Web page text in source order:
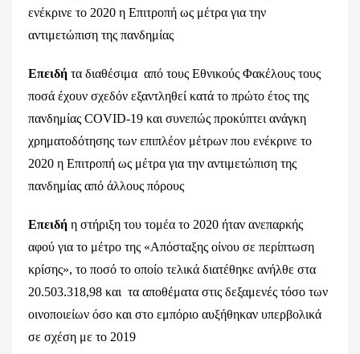
ενέκρινε το 2020 η Επιτροπή ως μέτρα για την
αντιμετώπιση της πανδημίας
Επειδή τα διαθέσιμα από τους Εθνικούς Φακέλους τους
ποσά έχουν σχεδόν εξαντληθεί κατά το πρώτο έτος της
πανδημίας COVID-19 και συνεπώς προκύπτει ανάγκη
χρηματοδότησης των επιπλέον μέτρων που ενέκρινε το
2020 η Επιτροπή ως μέτρα για την αντιμετώπιση της
πανδημίας από άλλους πόρους
Επειδή η στήριξη του τομέα το 2020 ήταν ανεπαρκής
αφού για το μέτρο της «Απόσταξης οίνου σε περίπτωση
κρίσης», το ποσό το οποίο τελικά διατέθηκε ανήλθε στα
20.503.318,98 και τα αποθέματα στις δεξαμενές τόσο των
οινοποιείων όσο και στο εμπόριο αυξήθηκαν υπερβολικά
σε σχέση με το 2019